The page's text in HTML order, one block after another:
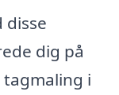
disse
dig på
i